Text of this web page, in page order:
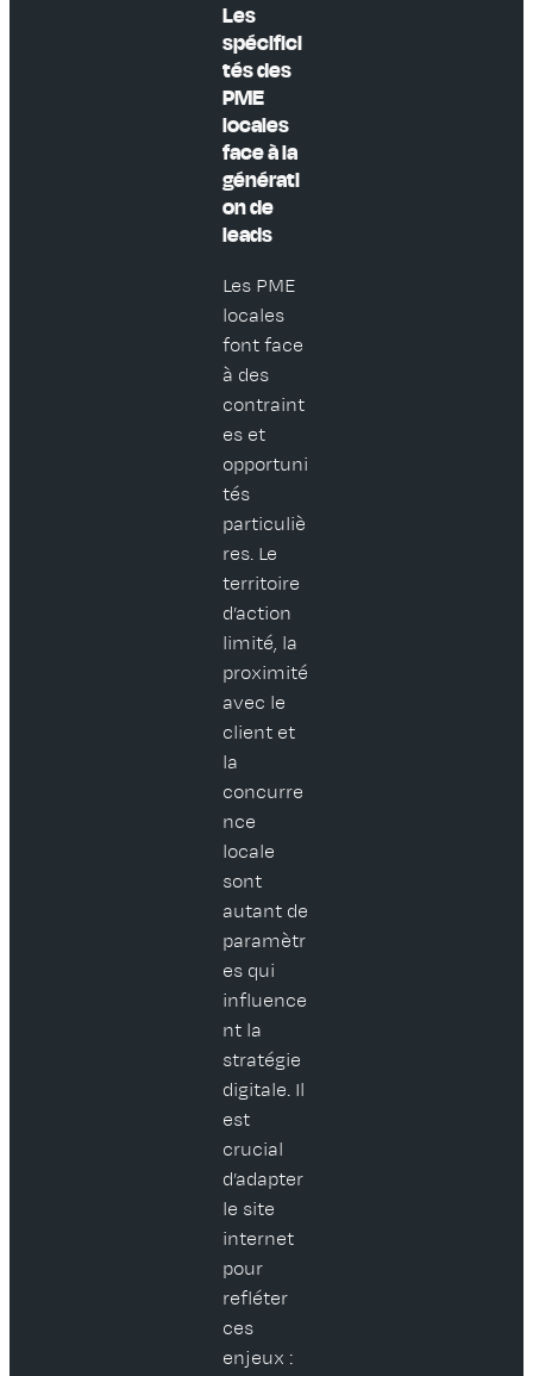
Les
spécifici
tés des
PME
locales
face à la
générati
on de
leads
Les PME
locales
font face
à des
contraint
es et
opportuni
tés
particuliè
res. Le
territoire
d’action
limité, la
proximité
avec le
client et
la
concurre
nce
locale
sont
autant de
paramètr
es qui
influence
nt la
stratégie
digitale. Il
est
crucial
d’adapter
le site
internet
pour
refléter
ces
enjeux :